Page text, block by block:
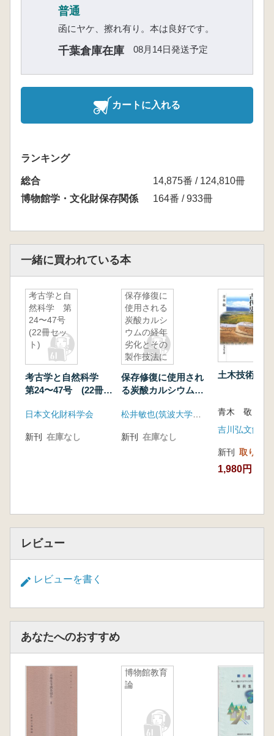
普通
函にヤケ、擦れ有り。本は良好です。
千葉倉庫在庫 08月14日発送予定
カートに入れる
ランキング
総合
14,875番 / 124,810冊
博物館学・文化財保存関係
164番 / 933冊
一緒に買われている本
考古学と自
然科学 第
24〜47号
(22冊セッ
ト)
考古学と自然科学
第24〜47号 (22冊セ
日本文化財科学会
新刊 在庫なし
保存修復に
使用される
炭酸カルシ
ウムの経年
劣化とその
製作技法に
科学的研究
保存修復に使用され
る炭酸カルシウムの
技法に関する自然科
新刊 在庫なし
土木技術の
青木 敬 著
吉川弘文館
新刊 取り寄せ
1,980円
レビュー
レビューを書く
あなたへのおすすめ
博物館教育
論